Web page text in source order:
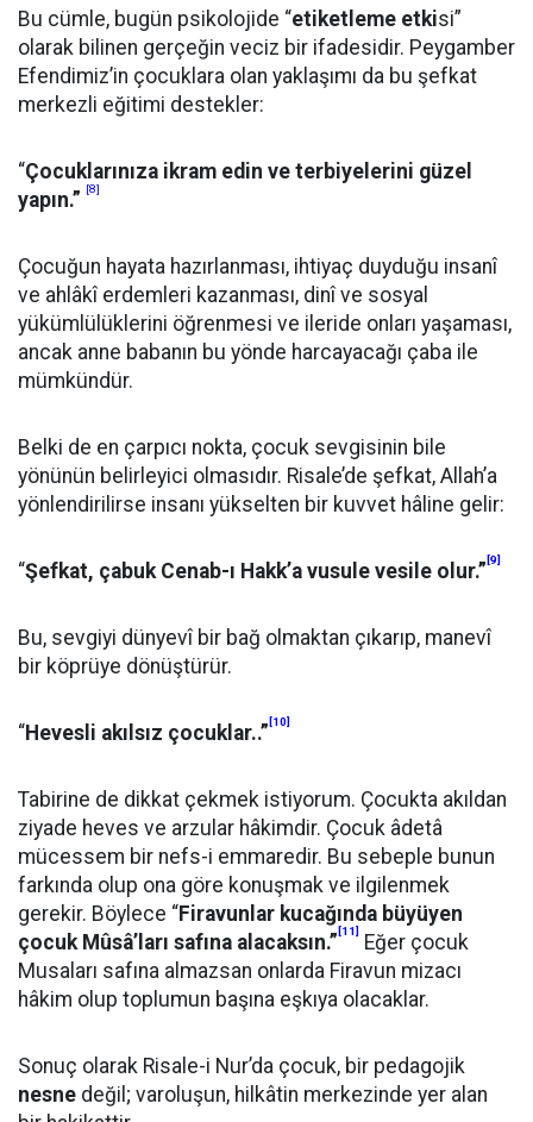
Bu cümle, bugün psikolojide “etiketleme etkisi”
olarak bilinen gerçeğin veciz bir ifadesidir. Peygamber
Efendimiz’in çocuklara olan yaklaşımı da bu şefkat
merkezli eğitimi destekler:
“Çocuklarınıza ikram edin ve terbiyelerini güzel
yapın.”
[8]
Çocuğun hayata hazırlanması, ihtiyaç duyduğu insanî
ve ahlâkî erdemleri kazanması, dinî ve sosyal
yükümlülüklerini öğrenmesi ve ileride onları yaşaması,
ancak anne babanın bu yönde harcayacağı çaba ile
mümkündür.
Belki de en çarpıcı nokta, çocuk sevgisinin bile
yönünün belirleyici olmasıdır. Risale’de şefkat, Allah’a
yönlendirilirse insanı yükselten bir kuvvet hâline gelir:
“Şefkat, çabuk Cenab-ı Hakk’a vusule vesile olur.” [9]
Bu, sevgiyi dünyevî bir bağ olmaktan çıkarıp, manevî
bir köprüye dönüştürür.
“Hevesli akılsız çocuklar..” [10]
Tabirine de dikkat çekmek istiyorum. Çocukta akıldan
ziyade heves ve arzular hâkimdir. Çocuk âdetâ
mücessem bir nefs-i emmaredir. Bu sebeple bunun
farkında olup ona göre konuşmak ve ilgilenmek
gerekir. Böylece “Firavunlar kucağında büyüyen
çocuk Mûsâ’ları safına alacaksın.” [11]
Eğer çocuk
Musaları safına almazsan onlarda Firavun mizacı
hâkim olup toplumun başına eşkıya olacaklar.
Sonuç olarak Risale-i Nur’da çocuk, bir pedagojik
nesne değil; varoluşun, hilkâtin merkezinde yer alan